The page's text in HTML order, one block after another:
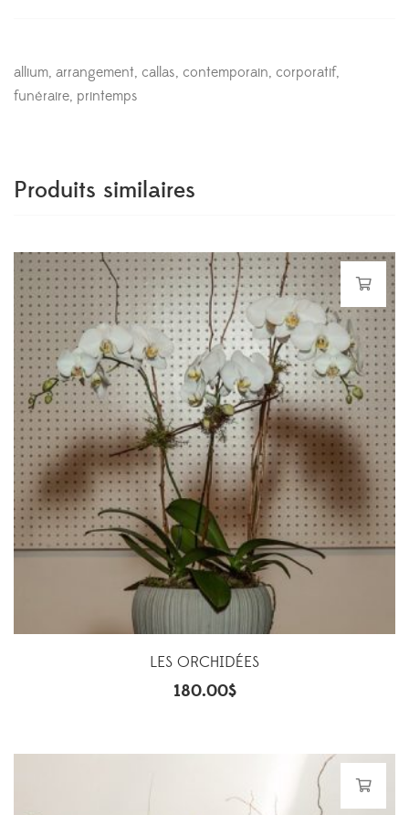
allium, arrangement, callas, contemporain, corporatif,
funéraire, printemps
Produits similaires
LES ORCHIDÉES
180.00$